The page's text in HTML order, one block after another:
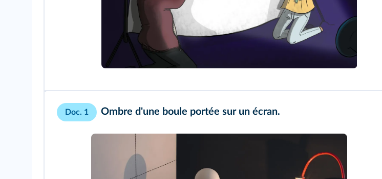
Doc. 1 Ombre d'une boule portée sur un écran.